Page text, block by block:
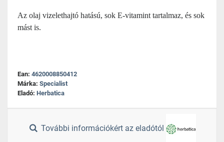
Az olaj vizelethajtó hatású, sok E-vitamint tartalmaz, és sok
mást is.
Ean: 4620008850412
Márka: Specialist
Eladó: Herbatica
További információkért az eladótól